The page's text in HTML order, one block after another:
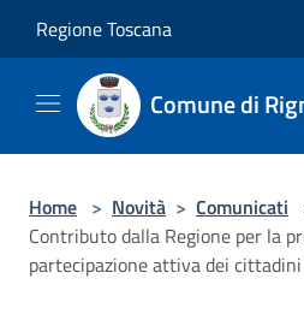
Regione Toscana
Comune di
Home > Novità > Comunicati
Contributo dalla Regione per la
partecipazione attiva dei